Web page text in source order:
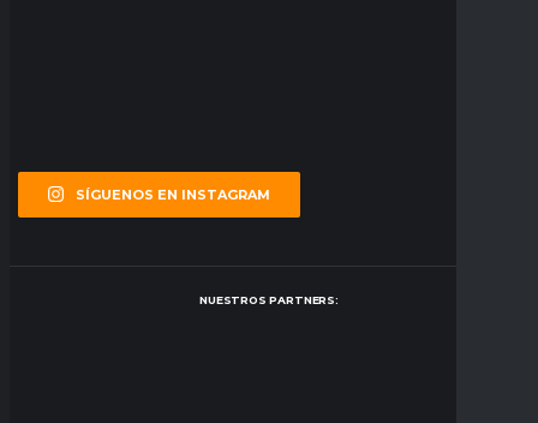
SÍGUENOS EN INSTAGRAM
NUESTROS PARTNERS: